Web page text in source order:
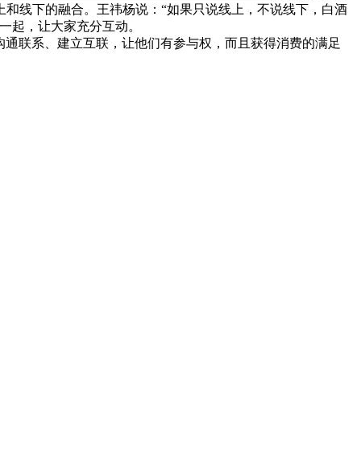
线下的融合。王祎杨说：“如果只说线上，不说线下，白酒
起，让大家充分互动。
联系、建立互联，让他们有参与权，而且获得消费的满足